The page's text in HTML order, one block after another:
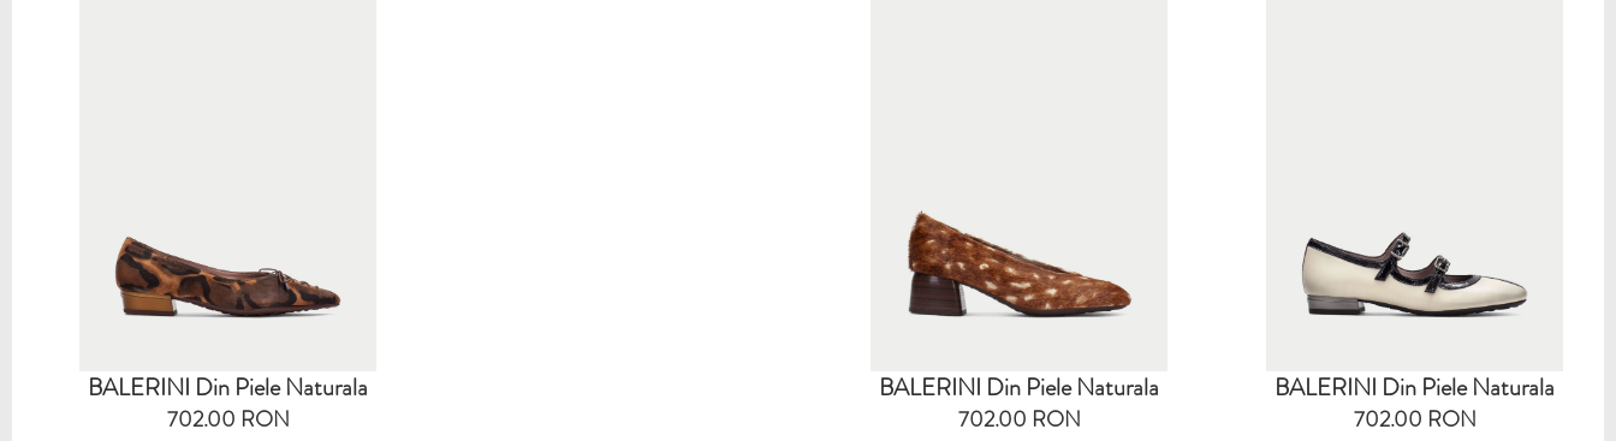
BALERINI Din Piele Naturala
702.00 RON
BALERINI Din Piele Naturala
702.00 RON
BALERINI Din Piele Naturala
702.00 RON